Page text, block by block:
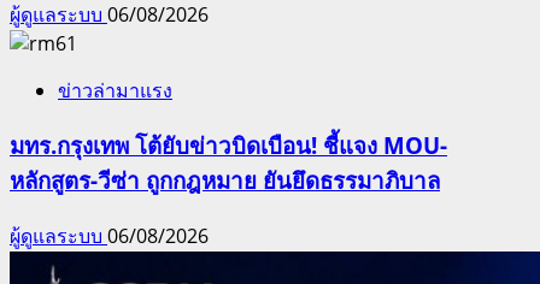
ผู้ดูแลระบบ 06/08/2026
ข่าวล่ามาแรง
มทร.กรุงเทพ โต้ยับข่าวบิดเบือน! ชี้แจง MOU-
หลักสูตร-วีซ่า ถูกกฎหมาย ยันยึดธรรมาภิบาล
ผู้ดูแลระบบ 06/08/2026